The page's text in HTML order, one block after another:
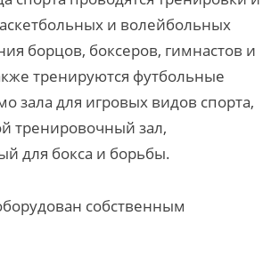
и волейбольных
борцов, боксеров, гимнастов и
тренируются футбольные
зала для игровых видов спорта,
тренировочный зал,
для бокса и борьбы.
собственным